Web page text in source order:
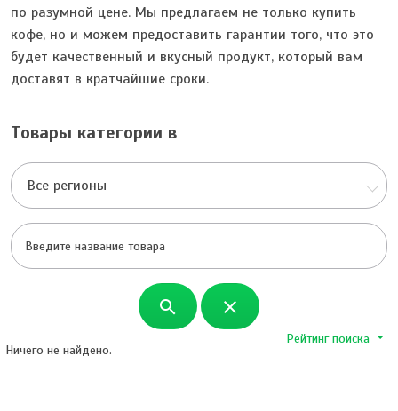
по разумной цене. Мы предлагаем не только купить
кофе, но и можем предоставить гарантии того, что это
будет качественный и вкусный продукт, который вам
доставят в кратчайшие сроки.
Товары категории в
Все регионы
search close
Рейтинг поиска
Ничего не найдено.